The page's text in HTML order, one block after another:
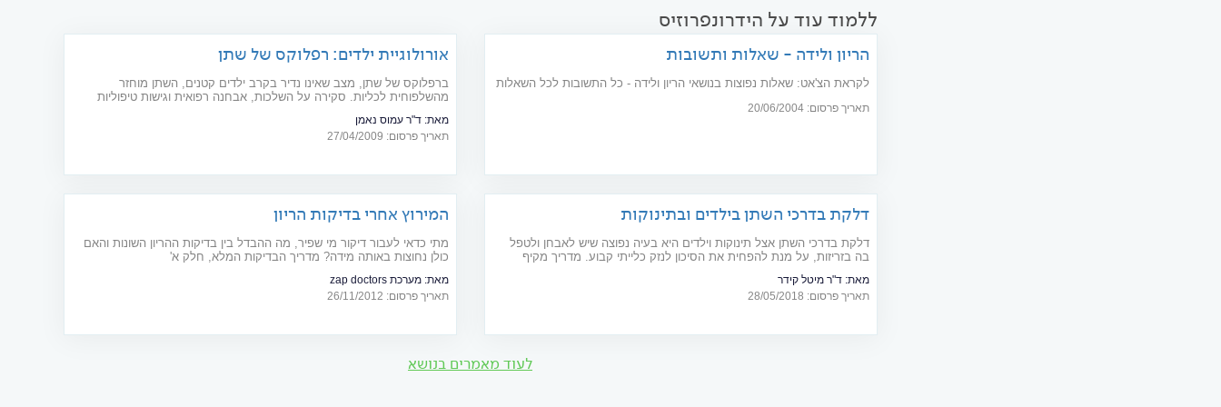
ללמוד עוד על הידרונפרוזיס
הריון ולידה - שאלות ותשובות
לקראת הצ'אט: שאלות נפוצות בנושאי הריון ולידה - כל התשובות לכל השאלות
תאריך פרסום: 20/06/2004
אורולוגיית ילדים: רפלוקס של שתן
ברפלוקס של שתן, מצב שאינו נדיר בקרב ילדים קטנים, השתן מוחזר
מהשלפוחית לכליות. סקירה על השלכות, אבחנה רפואית וגישות טיפוליות
מאת: ד"ר עמוס נאמן
תאריך פרסום: 27/04/2009
דלקת בדרכי השתן בילדים ובתינוקות
דלקת בדרכי השתן אצל תינוקות וילדים היא בעיה נפוצה שיש לאבחן ולטפל
בה בזריזות, על מנת להפחית את הסיכון לנזק כלייתי קבוע. מדריך מקיף
מאת: ד"ר מיטל קידר
תאריך פרסום: 28/05/2018
המירוץ אחרי בדיקות הריון
מתי כדאי לעבור דיקור מי שפיר, מה ההבדל בין בדיקות ההריון השונות והאם
כולן נחוצות באותה מידה? מדריך הבדיקות המלא, חלק א'
מאת: מערכת zap doctors
תאריך פרסום: 26/11/2012
לעוד מאמרים בנושא